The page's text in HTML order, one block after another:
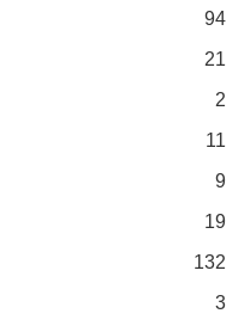
94
21
2
11
9
19
132
3